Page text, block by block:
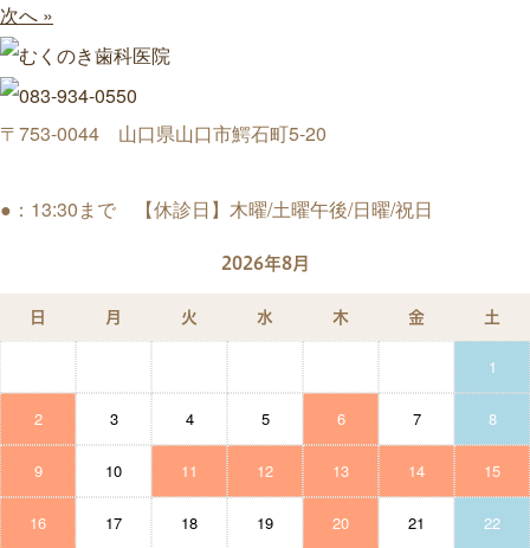
次へ »
〒753-0044 山口県山口市鰐石町5-20
●：13:30まで 【休診日】木曜/土曜午後/日曜/祝日
2026年8月
日 月 火 水 木 金 土
1
2 3 4 5 6 7 8
9 10 11 12 13 14 15
16 17 18 19 20 21 22